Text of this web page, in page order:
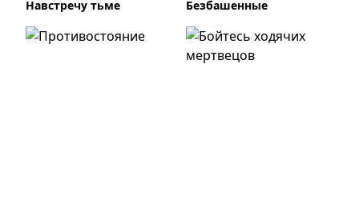
Навстречу тьме Безбашенные